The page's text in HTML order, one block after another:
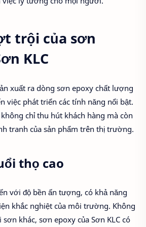
trội của sơn
KLC
xuất ra dòng sơn epoxy chất lượng
việc phát triển các tính năng nổi bật.
chỉ thu hút khách hàng mà còn
tranh của sản phẩm trên thị trường.
thọ cao
với độ bền ấn tượng, có khả năng
khắc nghiệt của môi trường. Không
khác, sơn epoxy của Sơn KLC có